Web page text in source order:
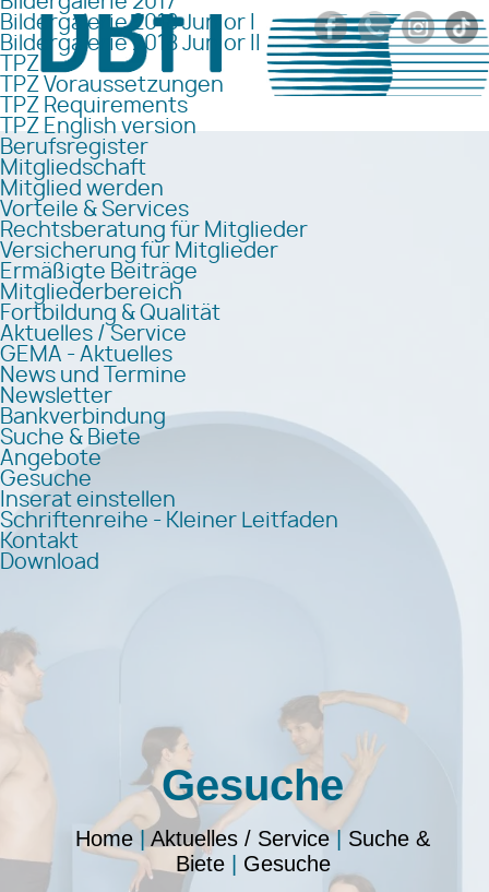
Bildergalerie 2018 Junior I
Bildergalerie 2018 Junior II
TPZ
TPZ Voraussetzungen
TPZ Requirements
TPZ English version
Berufsregister
Mitgliedschaft
Mitglied werden
Vorteile & Services
Rechtsberatung für Mitglieder
Versicherung für Mitglieder
Ermäßigte Beiträge
Mitgliederbereich
Fortbildung & Qualität
Aktuelles / Service
GEMA - Aktuelles
News und Termine
Newsletter
Bankverbindung
Suche & Biete
Angebote
Gesuche
Inserat einstellen
Schriftenreihe - Kleiner Leitfaden
Kontakt
Download
Gesuche
Home | Aktuelles / Service| Suche &
Biete| Gesuche